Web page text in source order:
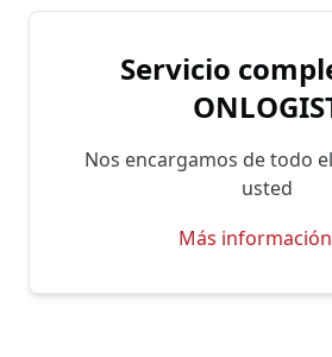
Servicio
Nos encargamos de todo
usted
Más información